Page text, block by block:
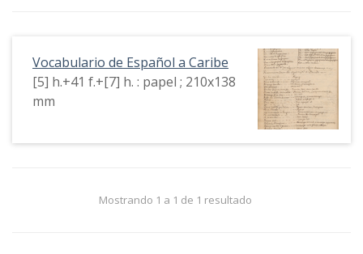
Vocabulario de Español a Caribe
[5] h.+41 f.+[7] h. : papel ; 210x138
mm
Mostrando 1 a 1 de 1 resultado